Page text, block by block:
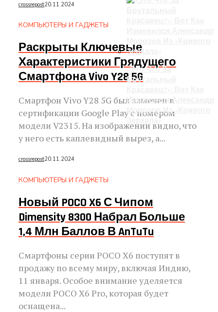
«Это Что За
Брутальный
Изменился Александр
Морозов Из «Кривого
Зеркала»
crossrepost20.11.2024
КОМПЬЮТЕРЫ И ГАДЖЕТЫ
Раскрыты Ключевые
Характеристики Грядущего
Смартфона Vivo Y28 5G
Смартфон Vivo Y28 5G был замечен в
сертификации Google Play с номером
модели V2315. На изображении видно, что
у него есть каплевидный вырез, а...
crossrepost20.11.2024
КОМПЬЮТЕРЫ И ГАДЖЕТЫ
Новый POCO X6 С Чипом
Dimensity 8300 Набрал Больше
1,4 Млн Баллов В AnTuTu
Смартфоны серии POCO X6 поступят в
продажу по всему миру, включая Индию,
11 января. Особое внимание уделяется
модели POCO X6 Pro, которая будет
оснащена...